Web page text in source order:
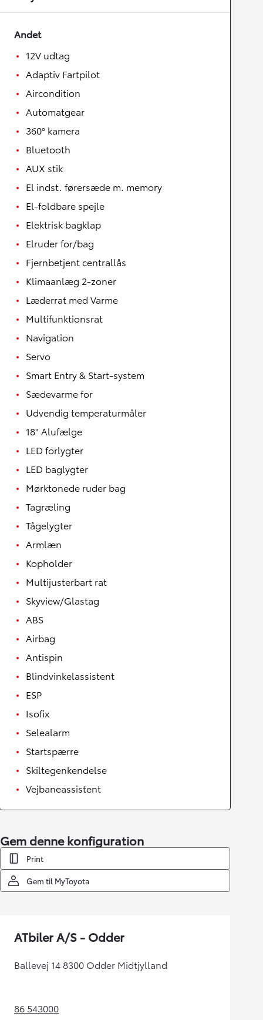
Andet
12V udtag
Adaptiv Fartpilot
Aircondition
Automatgear
360° kamera
Bluetooth
AUX stik
El indst. førersæde m. memory
El-foldbare spejle
Elektrisk bagklap
Elruder for/bag
Fjernbetjent centrallås
Klimaanlæg 2-zoner
Læderrat med Varme
Multifunktionsrat
Navigation
Servo
Smart Entry & Start-system
Sædevarme for
Udvendig temperaturmåler
18" Alufælge
LED forlygter
LED baglygter
Mørktonede ruder bag
Tagræling
Tågelygter
Armlæn
Kopholder
Multijusterbart rat
Skyview/Glastag
ABS
Airbag
Antispin
Blindvinkelassistent
ESP
Isofix
Selealarm
Startspærre
Skiltegenkendelse
Vejbaneassistent
Gem denne konfiguration
Print
Gem til MyToyota
ATbiler A/S - Odder
Ballevej 14 8300 Odder Midtjylland
86 543000(Opens in new tab)